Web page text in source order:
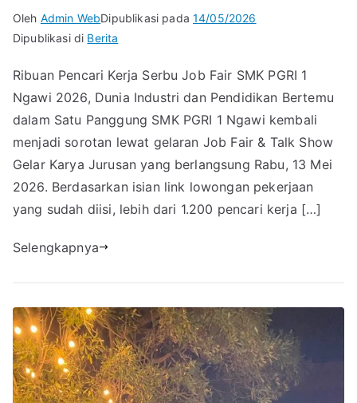
Oleh Admin WebDipublikasi pada 14/05/2026
Dipublikasi di Berita
Ribuan Pencari Kerja Serbu Job Fair SMK PGRI 1
Ngawi 2026, Dunia Industri dan Pendidikan Bertemu
dalam Satu Panggung SMK PGRI 1 Ngawi kembali
menjadi sorotan lewat gelaran Job Fair & Talk Show
Gelar Karya Jurusan yang berlangsung Rabu, 13 Mei
2026. Berdasarkan isian link lowongan pekerjaan
yang sudah diisi, lebih dari 1.200 pencari kerja […]
Selengkapnya